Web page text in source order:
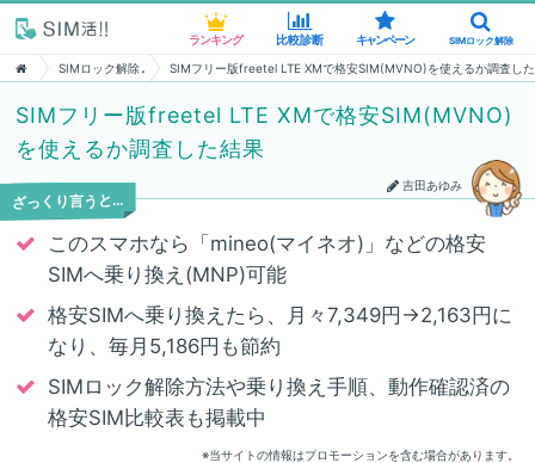
ランキング 比較診断 キャンペーン SIMロック解除
SIMロック解除 SIMフリー版freetel LTE XMで格安SIM(MVNO)を使えるか調査し
SIMフリー版freetel LTE XMで格安SIM(MVNO)
を使えるか調査した結果
吉田あゆみ
ざっくり言うと…
このスマホなら「mineo(マイネオ)」などの格安
SIMへ乗り換え(MNP)可能
格安SIMへ乗り換えたら、月々7,349円→2,163円に
なり、毎月5,186円も節約
SIMロック解除方法や乗り換え手順、動作確認済の
格安SIM比較表も掲載中
※当サイトの情報はプロモーションを含む場合があります。
ランキング 比較診断 キャンペーン SIMロック解除